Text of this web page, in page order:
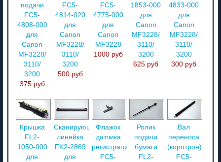
подачи
FC5-
4808-000
для
Canon
MF3228/
3110/
3200
375 руб
FC5-
4814-020
для
Canon
MF3228/
3110/
3200
500 руб
FC5-
4775-000
для
Canon
MF3228
1000 руб
1853-000
для
Canon
MF3228/
3110/
3200
625 руб
4833-000
для
Canon
MF3228/
3110/
3200
300 руб
Крышка
FL2-
1050-000
для
Сканирующая
линейка
FK2-2869
для
Флажок
датчика
регистрации
FC5-
Ролик
подачи
бумаги
FL2-
Вал
переноса
(коротрон)
FC5-